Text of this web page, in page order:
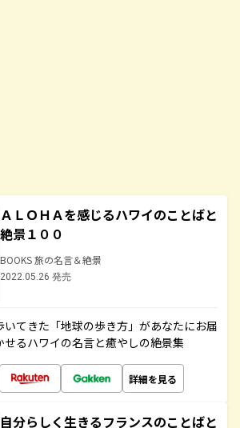
ＡＬＯＨＡを感じるハワイのことばと
絶景１００
BOOKS 旅の名言＆絶景
2022.05.26 発売
てきた「地球の歩き方」があなたにお届
せるハワイの名言と癒やしの絶景集
詳細を見る
自分らしく生きるフランスのことばと